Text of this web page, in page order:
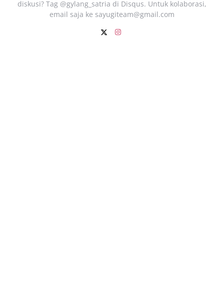
diskusi? Tag @gylang_satria di Disqus. Untuk kolaborasi,
email saja ke sayugiteam@gmail.com